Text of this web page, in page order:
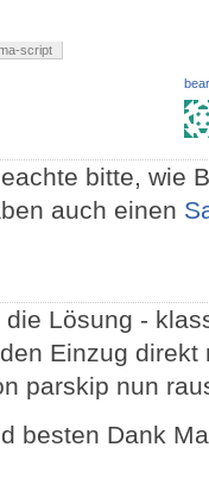
script
bitte, wie
auch einen
die Lösung -
Einzug
parskip nun
besten Dank